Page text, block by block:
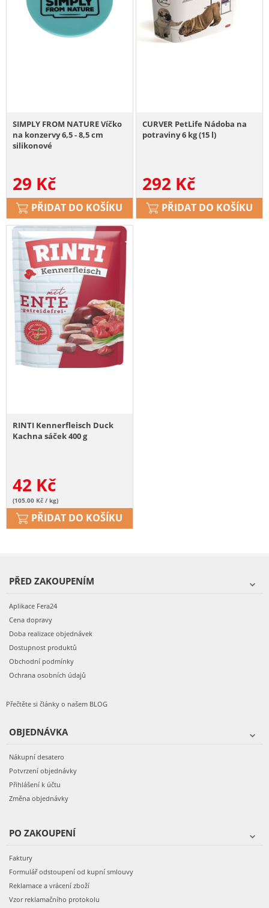
SIMPLY FROM NATURE Víčko
na konzervy 6,5 - 8,5 cm
silikonové
29 Kč
PŘIDAT DO KOŠÍKU
CURVER PetLife Nádoba na
potraviny 6 kg (15 l)
292 Kč
PŘIDAT DO KOŠÍKU
RINTI Kennerfleisch Duck
Kachna sáček 400 g
42 Kč
(105.00 Kč / kg)
PŘIDAT DO KOŠÍKU
PŘED ZAKOUPENÍM
Aplikace Fera24
Cena dopravy
Doba realizace objednávek
Dostupnost produktů
Obchodní podmínky
Ochrana osobních údajů
Přečtěte si články o našem BLOG
OBJEDNÁVKA
Nákupní desatero
Potvrzení objednávky
Přihlášení k účtu
Změna objednávky
PO ZAKOUPENÍ
Faktury
Formulář odstoupení od kupní smlouvy
Reklamace a vrácení zboží
Vzor reklamačního protokolu